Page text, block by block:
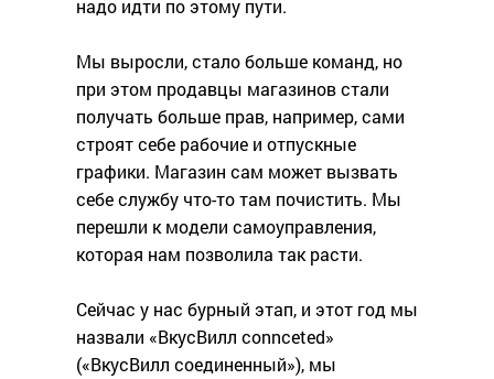
надо идти по этому пути.
Мы выросли, стало больше команд, но
при этом продавцы магазинов стали
получать больше прав, например, сами
строят себе рабочие и отпускные
графики. Магазин сам может вызвать
себе службу что-то там почистить. Мы
перешли к модели самоуправления,
которая нам позволила так расти.
Сейчас у нас бурный этап, и этот год мы
назвали «ВкусВилл connceted»
(«ВкусВилл соединенный»), мы